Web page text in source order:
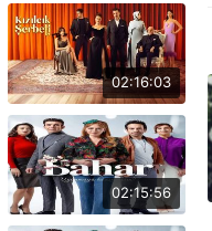
02:16:03
02:15:56